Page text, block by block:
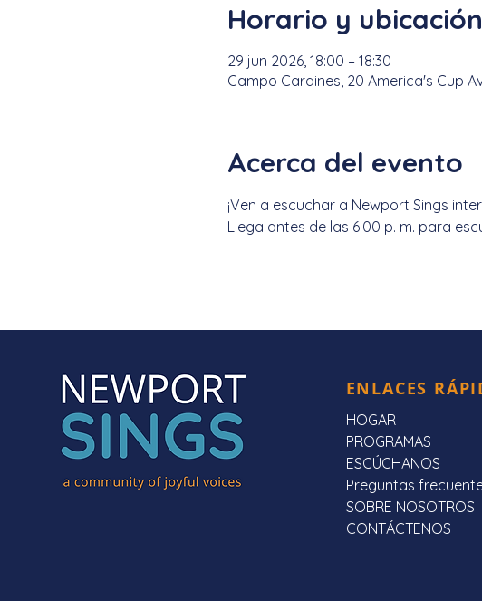
Horario y ubicación
29 jun 2026, 18:00 – 18:30
Campo Cardines, 20 America's Cup
Acerca del evento
¡Ven a escuchar a Newport Sings
Llega antes de las 6:00 p. m. para
ENLACES
HOGAR
PROGRAMAS
ESCÚCHANOS
Preguntas
SOBRE NOSOTROS
CONTÁCTENOS